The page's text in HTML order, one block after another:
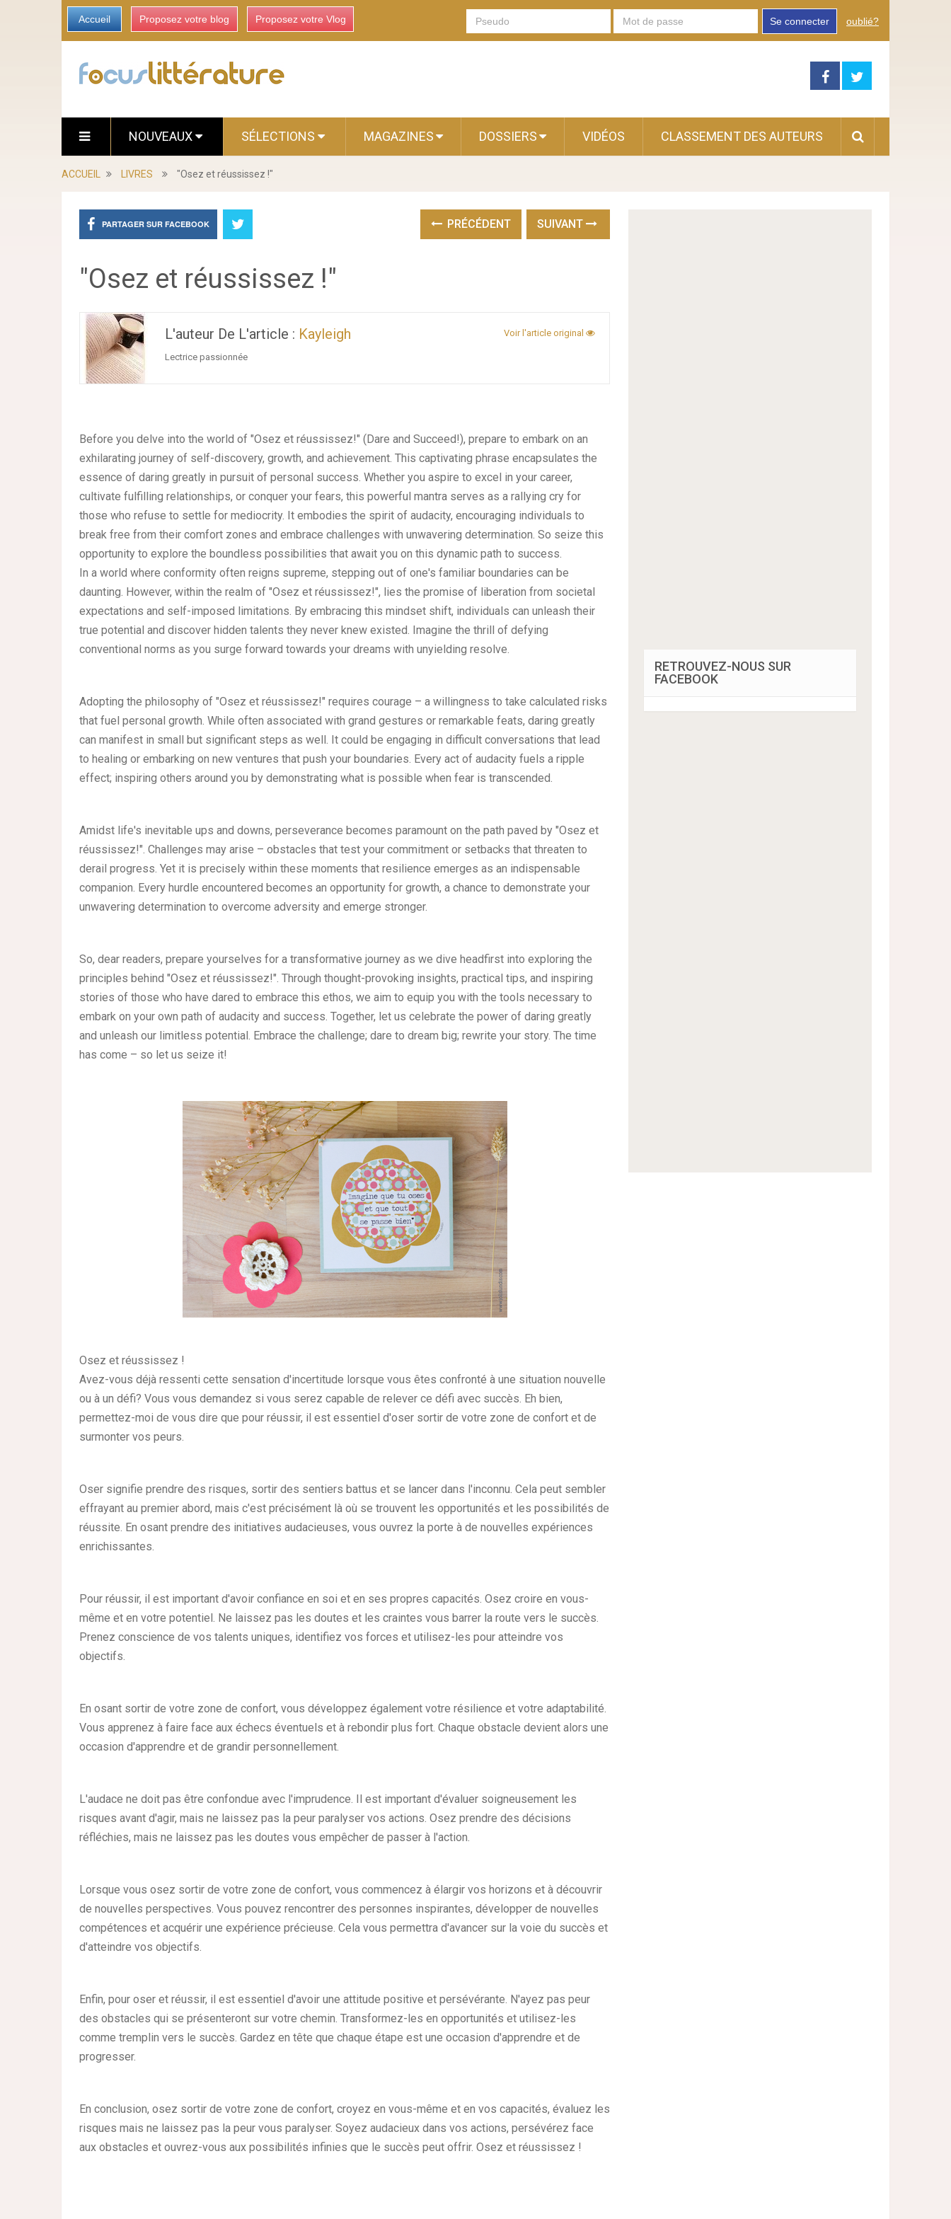
Accueil Proposez votre blog Proposez votre Vlog Se connecter oublié?
NOUVEAUX SÉLECTIONS MAGAZINES DOSSIERS VIDÉOS CLASSEMENT DES AUTEURS
ACCUEIL LIVRES "Osez et réussissez !"
PARTAGER SUR FACEBOOK PRÉCÉDENT SUIVANT
"Osez et réussissez !"
L'auteur De L'article : Kayleigh Voir l'article original
Lectrice passionnée
Before you delve into the world of "Osez et réussissez!" (Dare and Succeed!), prepare to embark on an
exhilarating journey of self-discovery, growth, and achievement. This captivating phrase encapsulates the
essence of daring greatly in pursuit of personal success. Whether you aspire to excel in your career,
cultivate fulfilling relationships, or conquer your fears, this powerful mantra serves as a rallying cry for
those who refuse to settle for mediocrity. It embodies the spirit of audacity, encouraging individuals to
break free from their comfort zones and embrace challenges with unwavering determination. So seize this
opportunity to explore the boundless possibilities that await you on this dynamic path to success.
In a world where conformity often reigns supreme, stepping out of one's familiar boundaries can be
daunting. However, within the realm of "Osez et réussissez!", lies the promise of liberation from societal
expectations and self-imposed limitations. By embracing this mindset shift, individuals can unleash their
true potential and discover hidden talents they never knew existed. Imagine the thrill of defying
conventional norms as you surge forward towards your dreams with unyielding resolve.
Adopting the philosophy of "Osez et réussissez!" requires courage – a willingness to take calculated risks
that fuel personal growth. While often associated with grand gestures or remarkable feats, daring greatly
can manifest in small but significant steps as well. It could be engaging in difficult conversations that lead
to healing or embarking on new ventures that push your boundaries. Every act of audacity fuels a ripple
effect; inspiring others around you by demonstrating what is possible when fear is transcended.
Amidst life's inevitable ups and downs, perseverance becomes paramount on the path paved by "Osez et
réussissez!". Challenges may arise – obstacles that test your commitment or setbacks that threaten to
derail progress. Yet it is precisely within these moments that resilience emerges as an indispensable
companion. Every hurdle encountered becomes an opportunity for growth, a chance to demonstrate your
unwavering determination to overcome adversity and emerge stronger.
So, dear readers, prepare yourselves for a transformative journey as we dive headfirst into exploring the
principles behind "Osez et réussissez!". Through thought-provoking insights, practical tips, and inspiring
stories of those who have dared to embrace this ethos, we aim to equip you with the tools necessary to
embark on your own path of audacity and success. Together, let us celebrate the power of daring greatly
and unleash our limitless potential. Embrace the challenge; dare to dream big; rewrite your story. The time
has come – so let us seize it!
Osez et réussissez !
Avez-vous déjà ressenti cette sensation d'incertitude lorsque vous êtes confronté à une situation nouvelle
ou à un défi? Vous vous demandez si vous serez capable de relever ce défi avec succès. Eh bien,
permettez-moi de vous dire que pour réussir, il est essentiel d'oser sortir de votre zone de confort et de
surmonter vos peurs.
Oser signifie prendre des risques, sortir des sentiers battus et se lancer dans l'inconnu. Cela peut sembler
effrayant au premier abord, mais c'est précisément là où se trouvent les opportunités et les possibilités de
réussite. En osant prendre des initiatives audacieuses, vous ouvrez la porte à de nouvelles expériences
enrichissantes.
Pour réussir, il est important d'avoir confiance en soi et en ses propres capacités. Osez croire en vous-
même et en votre potentiel. Ne laissez pas les doutes et les craintes vous barrer la route vers le succès.
Prenez conscience de vos talents uniques, identifiez vos forces et utilisez-les pour atteindre vos
objectifs.
En osant sortir de votre zone de confort, vous développez également votre résilience et votre adaptabilité.
Vous apprenez à faire face aux échecs éventuels et à rebondir plus fort. Chaque obstacle devient alors une
occasion d'apprendre et de grandir personnellement.
L'audace ne doit pas être confondue avec l'imprudence. Il est important d'évaluer soigneusement les
risques avant d'agir, mais ne laissez pas la peur paralyser vos actions. Osez prendre des décisions
réfléchies, mais ne laissez pas les doutes vous empêcher de passer à l'action.
Lorsque vous osez sortir de votre zone de confort, vous commencez à élargir vos horizons et à découvrir
de nouvelles perspectives. Vous pouvez rencontrer des personnes inspirantes, développer de nouvelles
compétences et acquérir une expérience précieuse. Cela vous permettra d'avancer sur la voie du succès et
d'atteindre vos objectifs.
Enfin, pour oser et réussir, il est essentiel d'avoir une attitude positive et persévérante. N'ayez pas peur
des obstacles qui se présenteront sur votre chemin. Transformez-les en opportunités et utilisez-les
comme tremplin vers le succès. Gardez en tête que chaque étape est une occasion d'apprendre et de
progresser.
En conclusion, osez sortir de votre zone de confort, croyez en vous-même et en vos capacités, évaluez les
risques mais ne laissez pas la peur vous paralyser. Soyez audacieux dans vos actions, persévérez face
aux obstacles et ouvrez-vous aux possibilités infinies que le succès peut offrir. Osez et réussissez !
RETROUVEZ-NOUS SUR
FACEBOOK